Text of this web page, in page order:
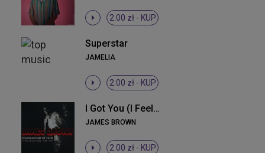
2.00 zł - KUP
Superstar
JAMELIA
2.00 zł - KUP
I Got You (I Feel Good) (1965 Single Mono Version - Chorus)
JAMES BROWN
2.00 zł - KUP